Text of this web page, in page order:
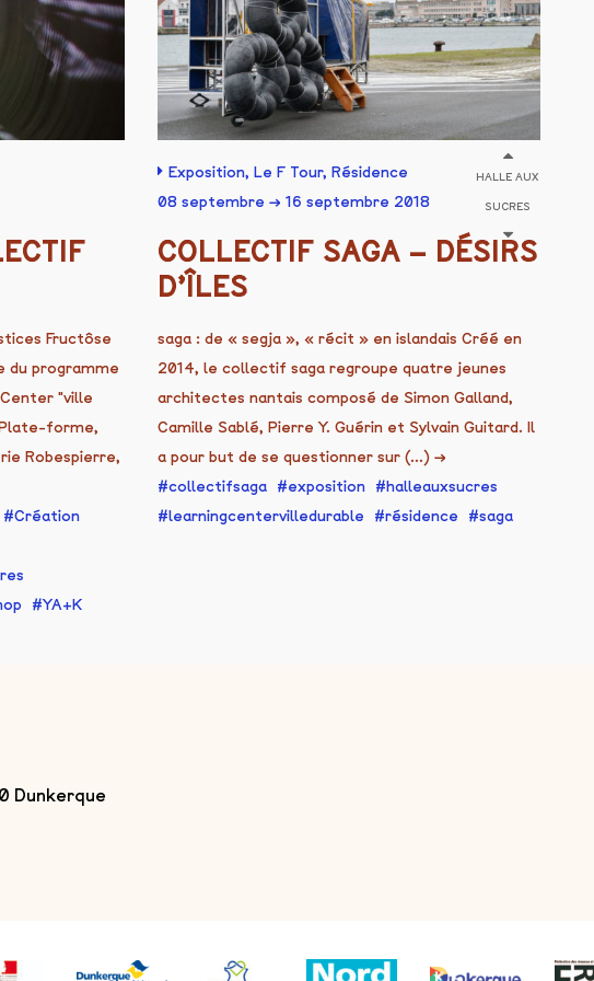
Fructôse
du programme
"ville
Plate-forme,
Robespierre,
Création
YA+K
Exposition, Le F Tour, Résidence
08 septembre → 16 septembre 2018
HALLE AUX
SUCRES
COLLECTIF SAGA – DÉSIRS
D’ÎLES
saga : de « segja », « récit » en islandais Créé en
2014, le collectif saga regroupe quatre jeunes
architectes nantais composé de Simon Galland,
Camille Sablé, Pierre Y. Guérin et Sylvain Guitard. Il
a pour but de se questionner sur (...) →
collectifsaga
exposition
halleauxsucres
learningcentervilledurable
résidence saga
Dunkerque